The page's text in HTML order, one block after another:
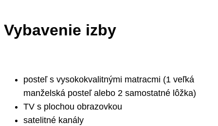
Vybavenie izby
posteľ s vysokokvalitnými matracmi (1 veľká
manželská posteľ alebo 2 samostatné lôžka)
TV s plochou obrazovkou
satelitné kanály